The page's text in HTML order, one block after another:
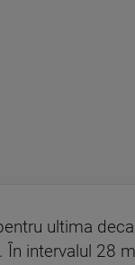
ultima
intervalul 28